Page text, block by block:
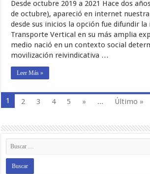
Desde octubre 2019 a 2021 Hace dos
de octubre), apareció en internet
desde sus inicios la opción fue difundir la
Transporte Vertical en su más amplia
medio nació en un contexto social
movilización reivindicativa …
Leer Más »
1 2 3 4 5 » ... Último »